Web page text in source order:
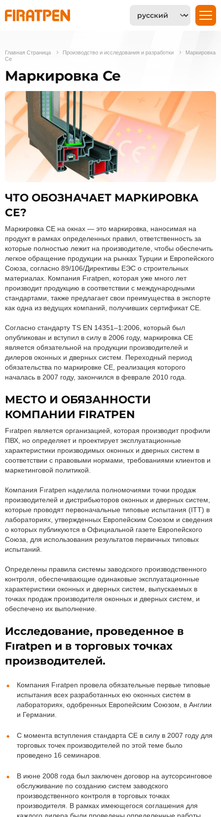
Главная Страница Производство и исследования и разработки
Маркировка
Се
Маркировка Се
ЧТО ОБОЗНАЧАЕТ МАРКИРОВКА
СЕ?
Маркировка CE на окнах — это маркировка, наносимая на
продукт в рамках определенных правил, ответственность за
которые полностью лежит на производителе, чтобы обеспечить
легкое обращение продукции на рынках Турции и Европейского
Союза, согласно 89/106/Директивы ЕЭС о строительных
материалах. Компания Fıratpen, которая уже много лет
производит продукцию в соответствии с международными
стандартами, также предлагает свои преимущества в экспорте
как одна из ведущих компаний, получивших сертификат CE.
Согласно стандарту TS EN 14351–1:2006, который был
опубликован и вступил в силу в 2006 году, маркировка CE
является обязательной на продукции производителей и
дилеров оконных и дверных систем. Переходный период
обязательства по маркировке CE, реализация которого
началась в 2007 году, закончился в феврале 2010 года.
МЕСТО И ОБЯЗАННОСТИ
КОМПАНИИ FIRATPEN
Fıratpen является организацией, которая производит профили
ПВХ, но определяет и проектирует эксплуатационные
характеристики производимых оконных и дверных систем в
соответствии с правовыми нормами, требованиями клиентов и
маркетинговой политикой.
Компания Fıratpen наделила полномочиями точки продаж
производителей и дистрибьюторов оконных и дверных систем,
которые проводят первоначальные типовые испытания (ITT) в
лабораториях, утвержденных Европейским Союзом и сведения
о которых публикуются в Официальной газете Европейского
Союза, для использования результатов первичных типовых
испытаний.
Определены правила системы заводского производственного
контроля, обеспечивающие одинаковые эксплуатационные
характеристики оконных и дверных систем, выпускаемых в
точках продаж производителя оконных и дверных систем, и
обеспечено их выполнение.
Исследование, проведенное в
Fıratpen и в торговых точках
производителей.
Компания Fıratpen провела обязательные первые типовые
испытания всех разработанных ею оконных систем в
лабораториях, одобренных Европейским Союзом, в Англии
и Германии.
С момента вступления стандарта CE в силу в 2007 году для
торговых точек производителей по этой теме было
проведено 16 семинаров.
В июне 2008 года был заключен договор на аутсорсинговое
обслуживание по созданию систем заводского
производственного контроля в торговых точках
производителя. В рамках имеющегося соглашения для